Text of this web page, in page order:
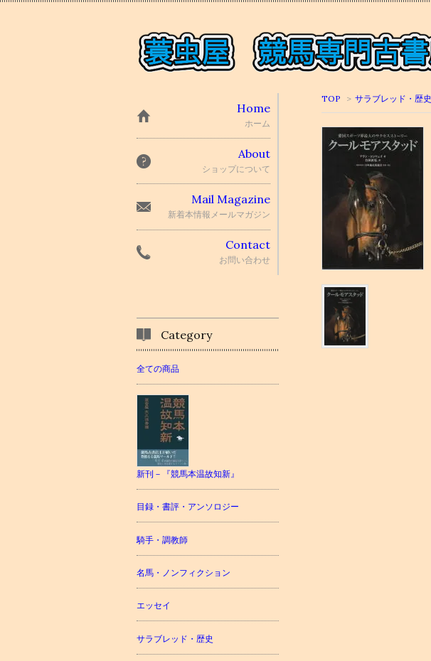
TOP > サラブレッド・歴史
Home
ホーム
About
ショップについて
Mail Magazine
新着本情報メールマガジン
Contact
お問い合わせ
Category
全ての商品
新刊－『競馬本温故知新』
目録・書評・アンソロジー
騎手・調教師
名馬・ノンフィクション
エッセイ
サラブレッド・歴史